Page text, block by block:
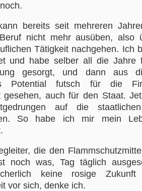
bereits seit mehreren
nicht mehr ausüben, also
Tätigkeit nachgehen. Ich
und habe selber all die Jahre
gesorgt, und dann aus
Potential futsch für die
gesehen, auch für den Staat.
auf die
So habe ich mir mein
die den
noch was, Tag täglich
keine rosige
vor sich, denke ich.